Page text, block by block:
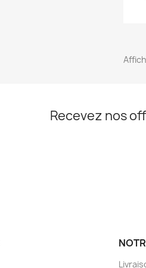
Recevez nos